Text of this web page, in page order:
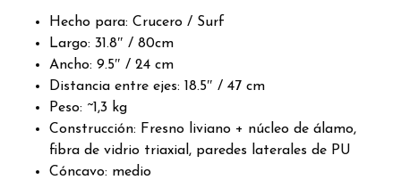
Hecho para: Crucero / Surf
Largo: 31.8″ / 80cm
Ancho: 9.5″ / 24 cm
Distancia entre ejes: 18.5″ / 47 cm
Peso: ~1,3 kg
Construcción: Fresno liviano + núcleo de álamo,
fibra de vidrio triaxial, paredes laterales de PU
Cóncavo: medio